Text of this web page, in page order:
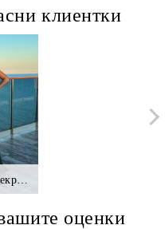
клиентки
оценки